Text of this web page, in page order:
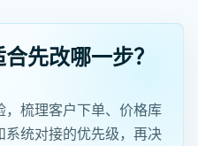
先改哪一步？
梳理客户下单、价格库
统对接的优先级，再决